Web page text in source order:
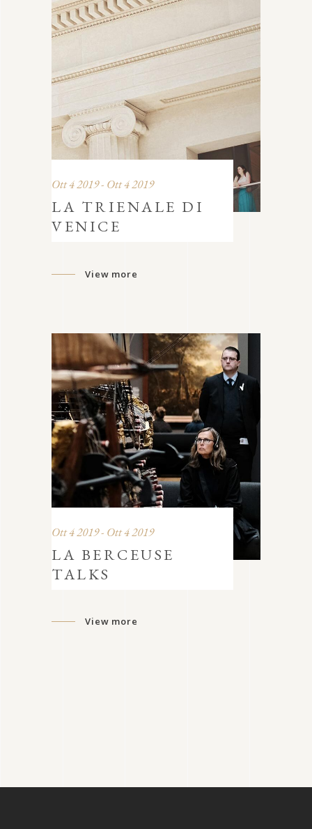
Ott 4 2019 - Ott 4 2019
LA TRIENALE DI
VENICE
View more
Ott 4 2019 - Ott 4 2019
LA BERCEUSE
TALKS
View more